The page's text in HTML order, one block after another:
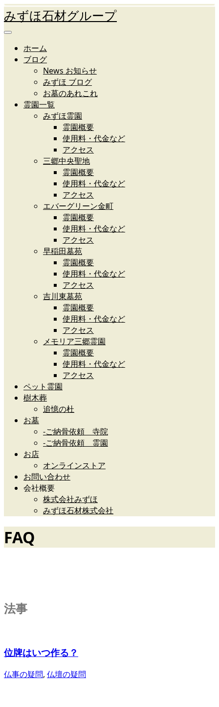
みずほ石材グループ
ホーム
ブログ
News お知らせ
みずほ ブログ
お墓のあれこれ
霊園一覧
みずほ霊園
霊園概要
使用料・代金など
アクセス
三郷中央聖地
霊園概要
使用料・代金など
アクセス
エバーグリーン金町
霊園概要
使用料・代金など
アクセス
早稲田墓苑
霊園概要
使用料・代金など
アクセス
吉川東墓苑
霊園概要
使用料・代金など
アクセス
メモリア三郷霊園
霊園概要
使用料・代金など
アクセス
ペット霊園
樹木葬
追憶の杜
お墓
-ご納骨依頼 寺院
-ご納骨依頼 霊園
お店
オンラインストア
お問い合わせ
会社概要
株式会社みずほ
みずほ石材株式会社
FAQ
法事
位牌はいつ作る？
仏事の疑問, 仏壇の疑問